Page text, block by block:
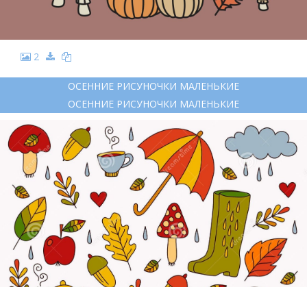
2
ОСЕННИЕ РИСУНОЧКИ МАЛЕНЬКИЕ
ОСЕННИЕ РИСУНОЧКИ МАЛЕНЬКИЕ